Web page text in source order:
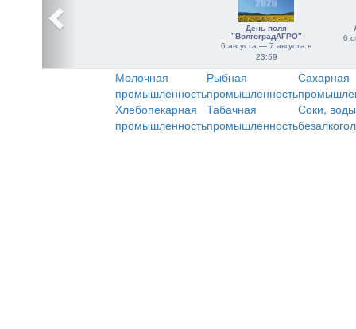
День поля
"ВолгоградАГРО"
6 августа — 7 августа в
23:59
6
Молочная
промышленность
Рыбная
промышленность
Сахарная
Хлебопекарная
промышленность
Табачная
промышленность
Соки,